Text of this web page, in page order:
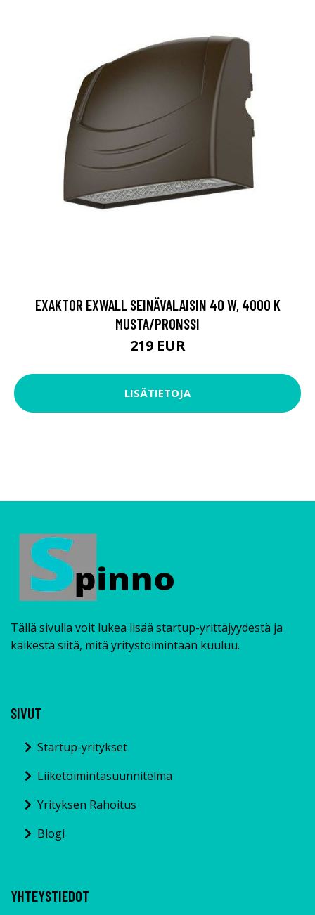
EXAKTOR EXWALL SEINÄVALAISIN 40 W, 4000 K
MUSTA/PRONSSI
219 EUR
LISÄTIETOJA
Tällä sivulla voit lukea lisää startup-yrittäjyydestä ja
kaikesta siitä, mitä yritystoimintaan kuuluu.
SIVUT
Startup-yritykset
Liiketoimintasuunnitelma
Yrityksen Rahoitus
Blogi
YHTEYSTIEDOT